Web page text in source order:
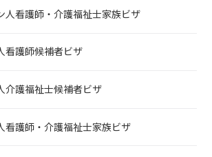
人看護師・介護福祉士家族ビザ
看護師候補者ビザ
介護福祉士候補者ビザ
看護師・介護福祉士家族ビザ